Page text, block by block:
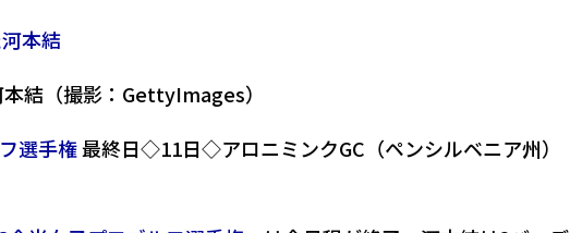
結（撮影：GettyImages）
選手権最終日◇11日◇アロニミンクGC（ペンシルベニア州）